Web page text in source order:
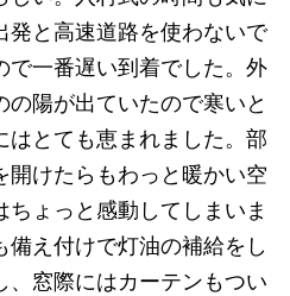
発と高速道路を使わないで
で一番遅い到着でした。外
陽が出ていたので寒いと
はとても恵まれました。部
開けたらもわっと暖かい空
ょっと感動してしまいま
え付けで灯油の補給をし
、窓際にはカーテンもつい